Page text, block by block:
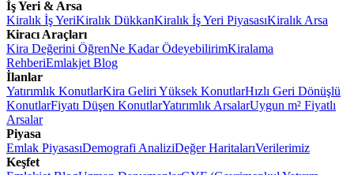
İş Yeri & Arsa
Kiralık İş YeriKiralık DükkanKiralık İş Yeri PiyasasıKiralık Arsa
Kiracı Araçları
Kira Değerini ÖğrenNe Kadar ÖdeyebilirimKiralama
RehberiEmlakjet Blog
İlanlar
Yatırımlık KonutlarKira Geliri Yüksek KonutlarHızlı Geri Dönüşlü
KonutlarFiyatı Düşen KonutlarYatırımlık ArsalarUygun m² Fiyatlı
Arsalar
Piyasa
Emlak PiyasasıDemografi AnaliziDeğer HaritalarıVerilerimiz
Keşfet